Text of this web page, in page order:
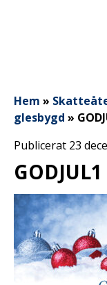
Hem »
glesbygd »
Publicerat 23
GODJUL1